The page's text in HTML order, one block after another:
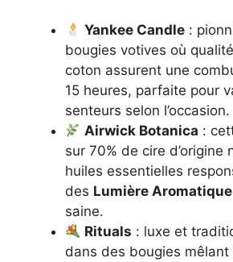
Yankee Candle :
bougies votives où
coton assurent une
15 heures, parfaite pour
senteurs selon l’occasion.
Airwick Botanica :
sur 70% de cire d’origine
huiles essentielles
des Lumière Aromatique
saine.
Rituals : luxe et
dans des bougies